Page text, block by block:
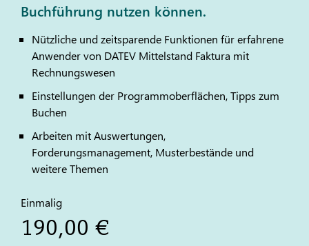
Buchführung nutzen können.
Nützliche und zeitsparende Funktionen für erfahrene
Anwender von DATEV Mittelstand Faktura mit
Rechnungswesen
Einstellungen der Programmoberflächen, Tipps zum
Buchen
Arbeiten mit Auswertungen,
Forderungsmanagement, Musterbestände und
weitere Themen
Einmalig
190,00 €